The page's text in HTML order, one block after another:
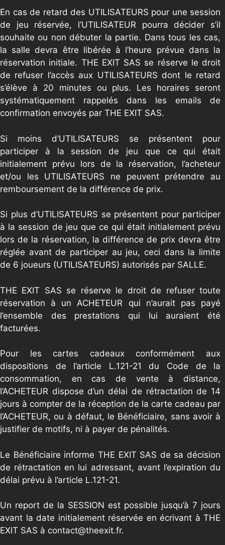
En cas de retard des UTILISATEURS pour une session
de jeu réservée, l’UTILISATEUR pourra décider s’il
souhaite ou non débuter la partie. Dans tous les cas,
la salle devra être libérée à l’heure prévue dans la
réservation initiale. THE EXIT SAS se réserve le droit
de refuser l’accès aux UTILISATEURS dont le retard
s’élève à 20 minutes ou plus. Les horaires seront
systématiquement rappelés dans les emails de
confirmation envoyés par THE EXIT SAS.
Si moins d’UTILISATEURS se présentent pour
participer à la session de jeu que ce qui était
initialement prévu lors de la réservation, l’acheteur
et/ou les UTILISATEURS ne peuvent prétendre au
remboursement de la différence de prix.
Si plus d’UTILISATEURS se présentent pour participer
à la session de jeu que ce qui était initialement prévu
lors de la réservation, la différence de prix devra être
réglée avant de participer au jeu, ceci dans la limite
de 6 joueurs (UTILISATEURS) autorisés par SALLE.
THE EXIT SAS se réserve le droit de refuser toute
réservation à un ACHETEUR qui n’aurait pas payé
l’ensemble des prestations qui lui auraient été
facturées.
Pour les cartes cadeaux conformément aux
dispositions de l’article L.121-21 du Code de la
consommation, en cas de vente à distance,
l’ACHETEUR dispose d’un délai de rétractation de 14
jours à compter de la réception de la carte cadeau par
l’ACHETEUR, ou à défaut, le Bénéficiaire, sans avoir à
justifier de motifs, ni à payer de pénalités.
Le Bénéficiaire informe THE EXIT SAS de sa décision
de rétractation en lui adressant, avant l’expiration du
délai prévu à l’article L.121-21.
Un report de la SESSION est possible jusqu’à 7 jours
avant la date initialement réservée en écrivant à THE
EXIT SAS à contact@theexit.fr.